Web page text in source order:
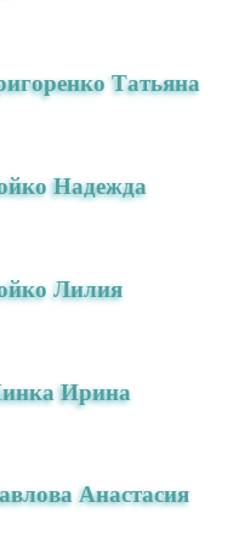
Татьяна
Надежда
Лилия
Ирина
Анастасия